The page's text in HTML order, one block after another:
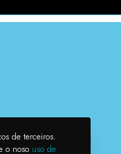
de terceiros.
o noso uso de